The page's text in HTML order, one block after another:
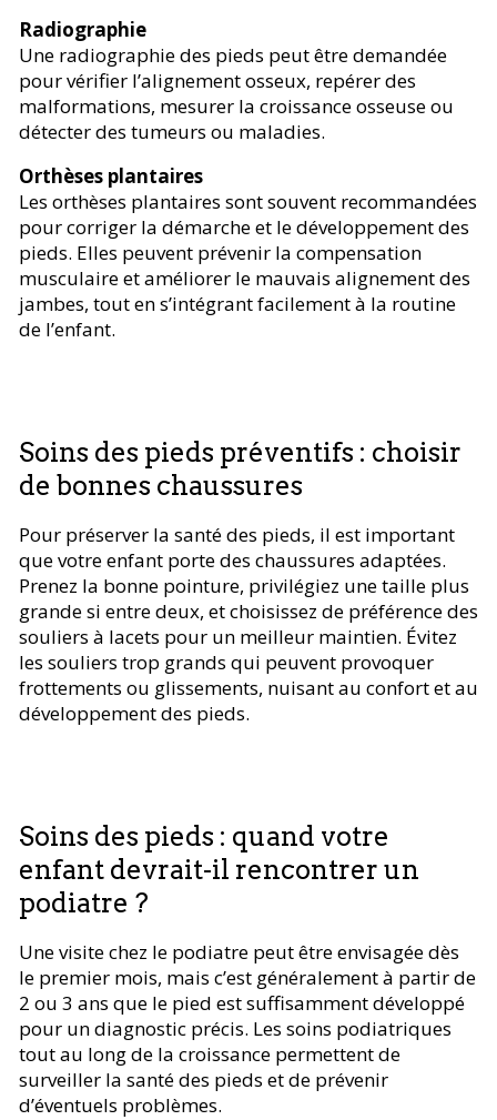
Radiographie
Une radiographie des pieds peut être demandée
pour vérifier l’alignement osseux, repérer des
malformations, mesurer la croissance osseuse ou
détecter des tumeurs ou maladies.
Orthèses plantaires
Les orthèses plantaires sont souvent recommandées
pour corriger la démarche et le développement des
pieds. Elles peuvent prévenir la compensation
musculaire et améliorer le mauvais alignement des
jambes, tout en s’intégrant facilement à la routine
de l’enfant.
Soins des pieds préventifs : choisir
de bonnes chaussures
Pour préserver la santé des pieds, il est important
que votre enfant porte des chaussures adaptées.
Prenez la bonne pointure, privilégiez une taille plus
grande si entre deux, et choisissez de préférence des
souliers à lacets pour un meilleur maintien. Évitez
les souliers trop grands qui peuvent provoquer
frottements ou glissements, nuisant au confort et au
développement des pieds.
Soins des pieds : quand votre
enfant devrait-il rencontrer un
podiatre ?
Une visite chez le podiatre peut être envisagée dès
le premier mois, mais c’est généralement à partir de
2 ou 3 ans que le pied est suffisamment développé
pour un diagnostic précis. Les soins podiatriques
tout au long de la croissance permettent de
surveiller la santé des pieds et de prévenir
d’éventuels problèmes.